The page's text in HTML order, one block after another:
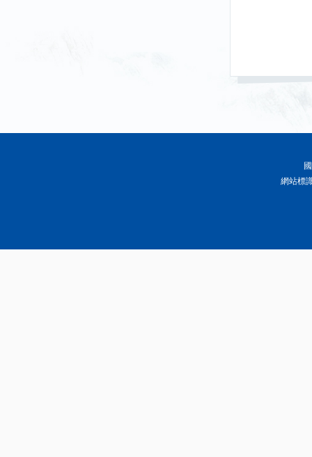
網站標